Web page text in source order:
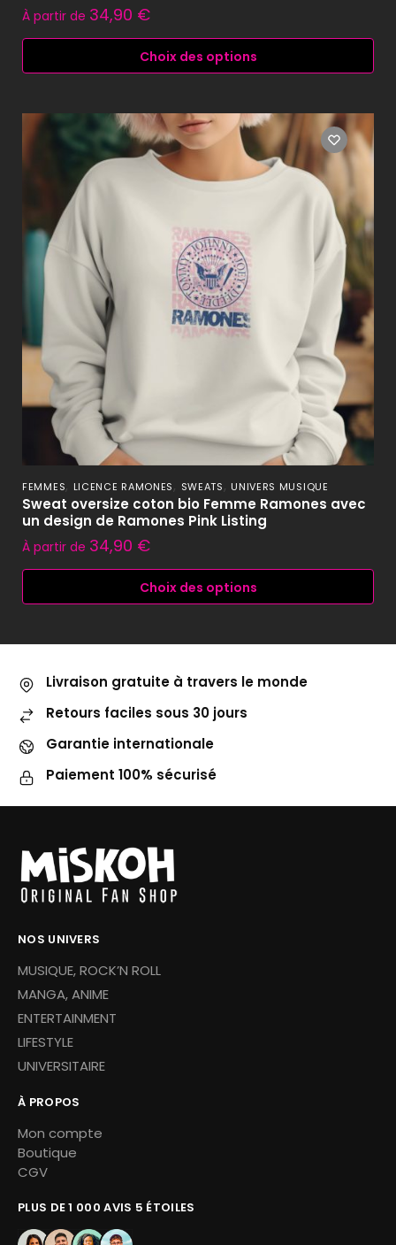
À partir de 34,90 €
Choix des options
FEMMES, LICENCE RAMONES, SWEATS, UNIVERS MUSIQUE
Sweat oversize coton bio Femme Ramones avec
un design de Ramones Pink Listing
À partir de 34,90 €
Choix des options
Livraison gratuite à travers le monde
Retours faciles sous 30 jours
Garantie internationale
Paiement 100% sécurisé
NOS UNIVERS
MUSIQUE, ROCK’N ROLL
MANGA, ANIME
ENTERTAINMENT
LIFESTYLE
UNIVERSITAIRE
À PROPOS
Mon compte
Boutique
CGV
PLUS DE 1 000 AVIS 5 ÉTOILES